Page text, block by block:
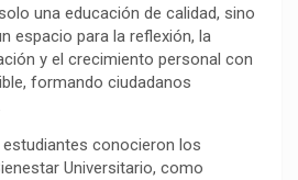
una educación de calidad, sino
espacio para la reflexión, la
y el crecimiento personal con
formando ciudadanos
estudiantes conocieron los
Universitario, como